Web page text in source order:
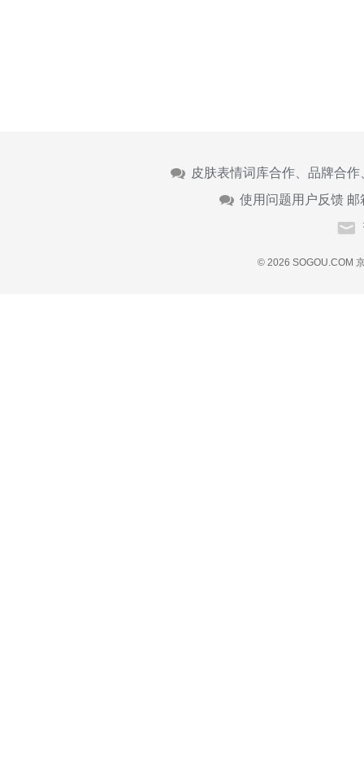
皮肤表情词库合作、品牌合
使用问题用户反馈 邮
© 2026 SOGOU.COM